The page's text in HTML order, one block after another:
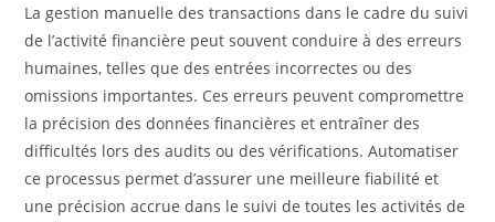
La gestion manuelle des transactions dans le cadre du suivi
de l’activité financière peut souvent conduire à des erreurs
humaines, telles que des entrées incorrectes ou des
omissions importantes. Ces erreurs peuvent compromettre
la précision des données financières et entraîner des
difficultés lors des audits ou des vérifications. Automatiser
ce processus permet d’assurer une meilleure fiabilité et
une précision accrue dans le suivi de toutes les activités de